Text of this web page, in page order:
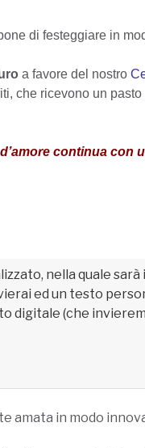
di festeggiare in
a favore del nostro
che ricevono un
continua con
nella quale sarà
ed un testo
digitale (che
amata in modo